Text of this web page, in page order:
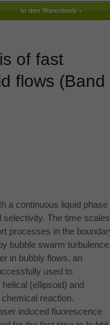
of fast
flows (Band
a continuous liquid phase
selectivity. The time scales
processes in the
bubble swarm
in bubbly flows, an
used to
(ellipsoid) and
reaction.
induced fluorescence